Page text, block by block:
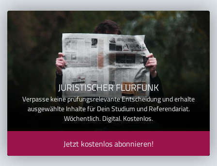
JURISTISCHER FLURFUNK
Verpasse keine prüfungsrelevante Entscheidung und erhalte
ausgewählte Inhalte für Dein Studium und Referendariat.
Wöchentlich. Digital. Kostenlos.
Jetzt kostenlos abonnieren!